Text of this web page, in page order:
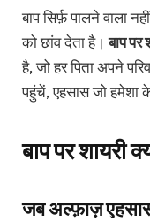
बाप सिर्फ़ पालने वाला
को छांव देता है।बाप पर
है, जो हर पिता अपने
पहुंचें, एहसास जो हमेशा
बाप पर शायरी
जब अल्फ़ाज़